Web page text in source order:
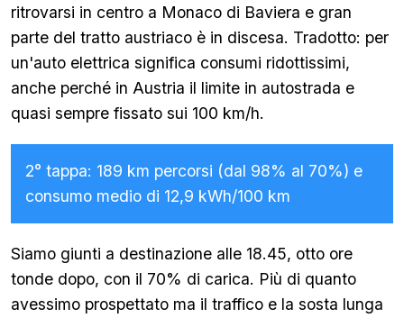
ritrovarsi in centro a Monaco di Baviera e gran
parte del tratto austriaco è in discesa. Tradotto: per
un'auto elettrica significa consumi ridottissimi,
anche perché in Austria il limite in autostrada e
quasi sempre fissato sui 100 km/h.
2° tappa: 189 km percorsi (dal 98% al 70%) e
consumo medio di 12,9 kWh/100 km
Siamo giunti a destinazione alle 18.45, otto ore
tonde dopo, con il 70% di carica. Più di quanto
avessimo prospettato ma il traffico e la sosta lunga